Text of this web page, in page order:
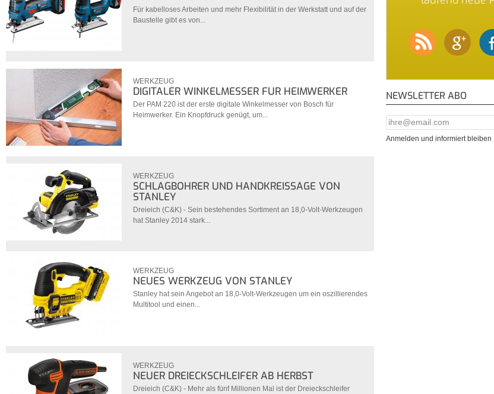
Für kabelloses Arbeiten und mehr Flexibilität in der Werkstatt und auf der
Baustelle gibt es von...
WERKZEUG
DIGITALER WINKELMESSER FÜR HEIMWERKER
Der PAM 220 ist der erste digitale Winkelmesser von Bosch für
Heimwerker. Ein Knopfdruck genügt, um...
WERKZEUG
SCHLAGBOHRER UND HANDKREISSÄGE VON
STANLEY
Dreieich (C&K) - Sein bestehendes Sortiment an 18,0-Volt-Werkzeugen
hat Stanley 2014 stark...
WERKZEUG
NEUES WERKZEUG VON STANLEY
Stanley hat sein Angebot an 18,0-Volt-Werkzeugen um ein oszillierendes
Multitool und einen...
WERKZEUG
NEUER DREIECKSCHLEIFER AB HERBST
Dreieich (C&K) - Mehr als fünf Millionen Mal ist der Dreieckschleifer
NEWSLETTER ABO
E-Mail Addresse*
Anmelden und informiert bleiben